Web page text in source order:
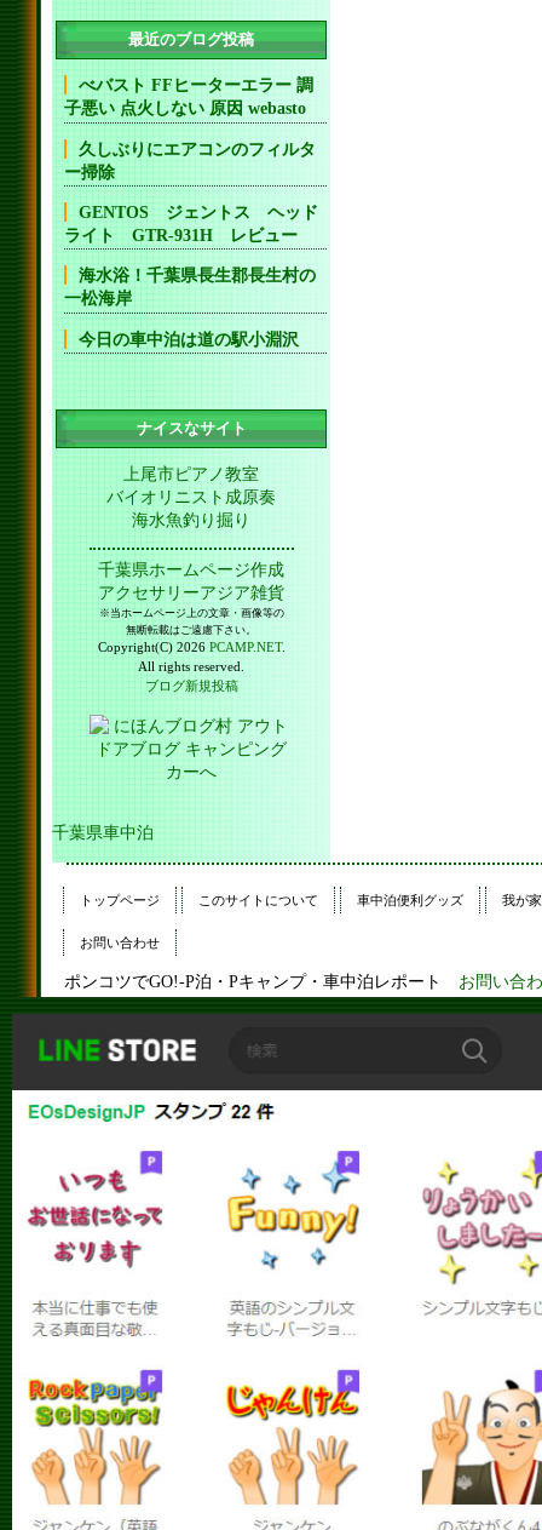
最近のブログ投稿
べバスト FFヒーターエラー 調
子悪い 点火しない 原因 webasto
久しぶりにエアコンのフィルタ
ー掃除
GENTOS ジェントス ヘッド
ライト GTR-931H レビュー
海水浴！千葉県長生郡長生村の
一松海岸
今日の車中泊は道の駅小淵沢
ナイスなサイト
上尾市ピアノ教室
バイオリニスト成原奏
海水魚釣り掘り
千葉県ホームページ作成
アクセサリーアジア雑貨
※当ホームページ上の文章・画像等の
無断転載はご遠慮下さい。
Copyright(C) 2026 PCAMP.NET.
All rights reserved.
ブログ新規投稿
千葉県車中泊
トップページ このサイトについて 車中泊便利グッズ 我が
お問い合わせ
ポンコツでGO!-P泊・Pキャンプ・車中泊レポート お問い合